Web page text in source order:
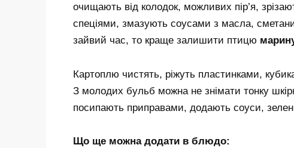
очищають від колодок, можливих пір’я,
спеціями, змазують соусами з масла,
зайвий час, то краще залишити птицю
Картоплю чистять, ріжуть пластинками,
З молодих бульб можна не знімати тонку
посипають приправами, додають соуси,
Що ще можна додати в блюдо: